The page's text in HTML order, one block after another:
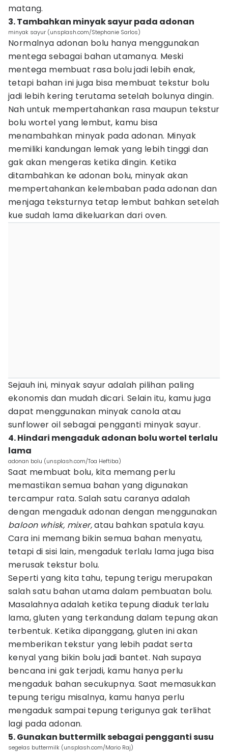
matang.
3. Tambahkan minyak sayur pada adonan
minyak sayur (unsplash.com/Stephanie Sarlos)
Normalnya adonan bolu hanya menggunakan
mentega sebagai bahan utamanya. Meski
mentega membuat rasa bolu jadi lebih enak,
tetapi bahan ini juga bisa membuat tekstur bolu
jadi lebih kering terutama setelah bolunya dingin.
Nah untuk mempertahankan rasa maupun tekstur
bolu wortel yang lembut, kamu bisa
menambahkan minyak pada adonan. Minyak
memiliki kandungan lemak yang lebih tinggi dan
gak akan mengeras ketika dingin. Ketika
ditambahkan ke adonan bolu, minyak akan
mempertahankan kelembaban pada adonan dan
menjaga teksturnya tetap lembut bahkan setelah
kue sudah lama dikeluarkan dari oven.
Sejauh ini, minyak sayur adalah pilihan paling
ekonomis dan mudah dicari. Selain itu, kamu juga
dapat menggunakan minyak canola atau
sunflower oil sebagai pengganti minyak sayur.
4. Hindari mengaduk adonan bolu wortel terlalu
lama
adonan bolu (unsplash.com/Toa Heftiba)
Saat membuat bolu, kita memang perlu
memastikan semua bahan yang digunakan
tercampur rata. Salah satu caranya adalah
dengan mengaduk adonan dengan menggunakan
baloon whisk, mixer,atau bahkan spatula kayu.
Cara ini memang bikin semua bahan menyatu,
tetapi di sisi lain, mengaduk terlalu lama juga bisa
merusak tekstur bolu.
Seperti yang kita tahu, tepung terigu merupakan
salah satu bahan utama dalam pembuatan bolu.
Masalahnya adalah ketika tepung diaduk terlalu
lama, gluten yang terkandung dalam tepung akan
terbentuk. Ketika dipanggang, gluten ini akan
memberikan tekstur yang lebih padat serta
kenyal yang bikin bolu jadi bantet. Nah supaya
bencana ini gak terjadi, kamu hanya perlu
mengaduk bahan secukupnya. Saat memasukkan
tepung terigu misalnya, kamu hanya perlu
mengaduk sampai tepung terigunya gak terlihat
lagi pada adonan.
5. Gunakan buttermilk sebagai pengganti susu
segelas buttermilk (unsplash.com/Mario Raj)